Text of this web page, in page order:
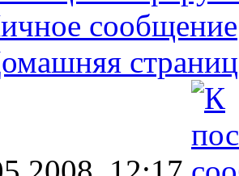
сообщение